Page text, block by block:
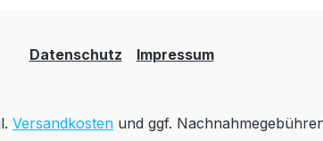
Datenschutz Impressum
Versandkosten und ggf.